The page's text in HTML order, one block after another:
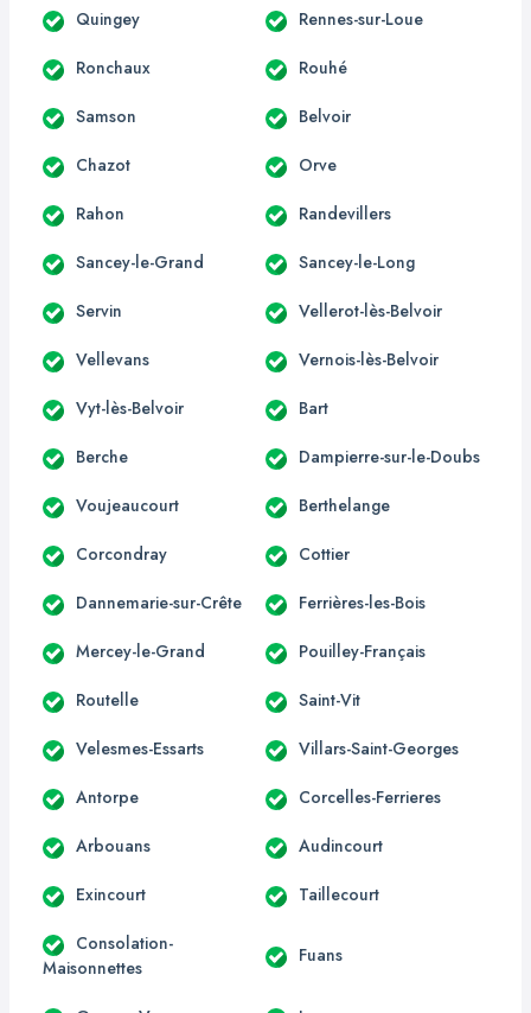
Quingey Rennes-sur-Loue
Ronchaux Rouhé
Samson Belvoir
Chazot Orve
Rahon Randevillers
Sancey-le-Grand Sancey-le-Long
Servin Vellerot-lès-Belvoir
Vellevans Vernois-lès-Belvoir
Vyt-lès-Belvoir Bart
Berche Dampierre-sur-le-Doubs
Voujeaucourt Berthelange
Corcondray Cottier
Dannemarie-sur-Crête Ferrières-les-Bois
Mercey-le-Grand Pouilley-Français
Routelle Saint-Vit
Velesmes-Essarts Villars-Saint-Georges
Antorpe Corcelles-Ferrieres
Arbouans Audincourt
Exincourt Taillecourt
Consolation-
Maisonnettes
Fuans